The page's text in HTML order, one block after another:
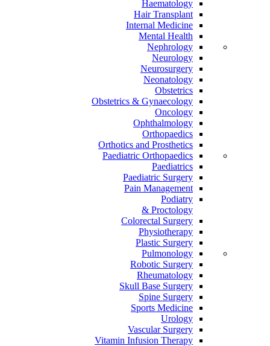
Haematology
Hair Transplant
Internal Medicine
Mental Health
Nephrology
Neurology
Neurosurgery
Neonatology
Obstetrics
Obstetrics & Gynaecology
Oncology
Ophthalmology
Orthopaedics
Orthotics and Prosthetics
Paediatric Orthopaedics
Paediatrics
Paediatric Surgery
Pain Management
Podiatry
Proctology &
Colorectal Surgery
Physiotherapy
Plastic Surgery
Pulmonology
Robotic Surgery
Rheumatology
Skull Base Surgery
Spine Surgery
Sports Medicine
Urology
Vascular Surgery
Vitamin Infusion Therapy